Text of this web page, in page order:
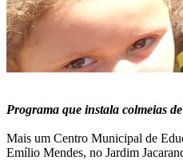
Programa que instala colmeias
Mais um Centro Municipal de
Emílio Mendes, no Jardim